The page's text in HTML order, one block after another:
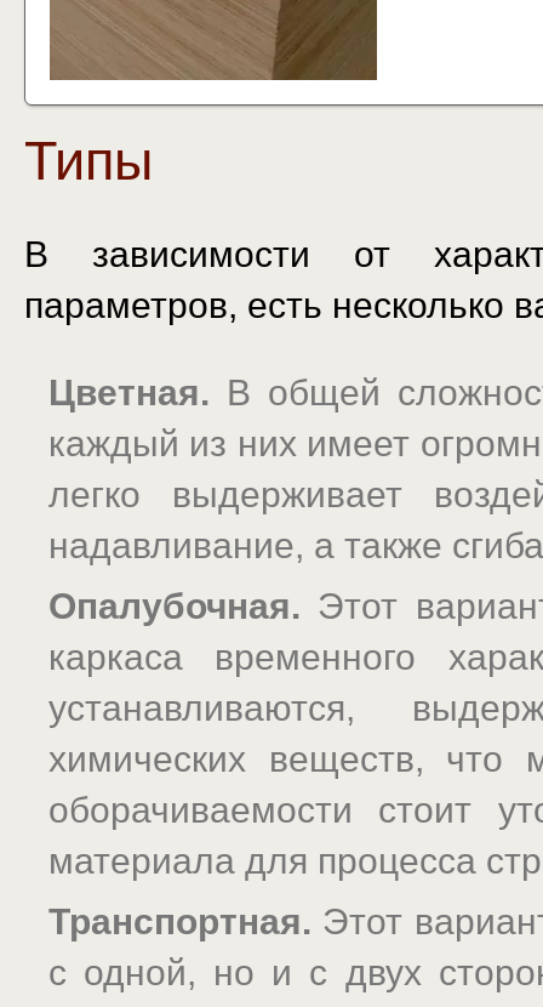
Типы
В зависимости от
параметров, есть несколько
Цветная. В общей
каждый из них имеет
легко выдерживает
надавливание, а также
Опалубочная. Этот
каркаса временного
устанавливаются,
химических веществ, что
оборачиваемости стоит
материала для процесса
Транспортная. Этот
с одной, но и с двух